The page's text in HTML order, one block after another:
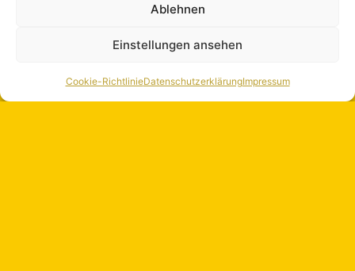
Ablehnen
Einstellungen ansehen
Cookie-RichtlinieDatenschutzerklärungImpressum